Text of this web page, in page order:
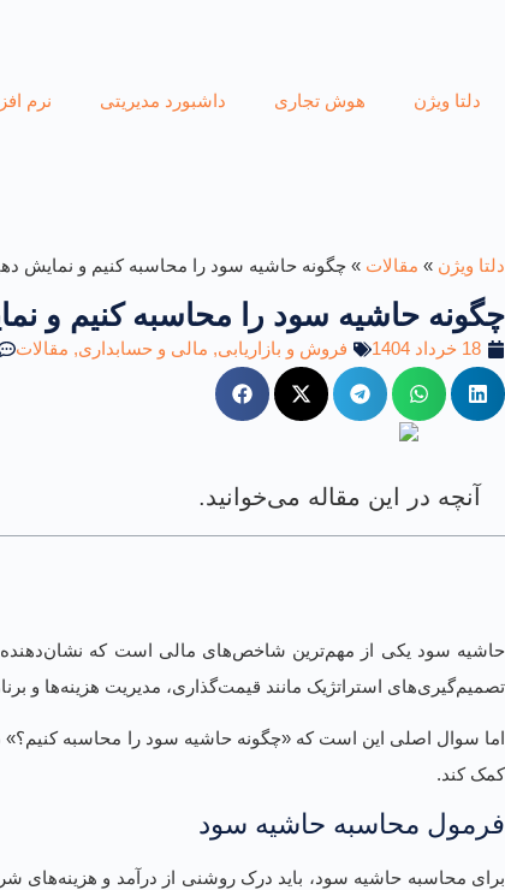
دلتا ویژن هوش تجاری داشبورد مدیریتی نرم
دلتا ویژن » مقالات » چگونه حاشیه سود را محاسبه کنیم و نمایش
چگونه حاشیه سود را محاسبه کنیم و
18 خرداد 1404 فروش و بازاریابی, مالی و حسابداری, مقالات
آنچه در این مقاله می‌خوانید.
حاشیه سود یکی از مهم‌ترین شاخص‌های مالی است که نشان‌دهنده
تصمیم‌گیری‌های استراتژیک مانند قیمت‌گذاری، مدیریت هزینه‌ها و
اما سوال اصلی این است که «چگونه حاشیه سود را محاسبه
کمک کند.
فرمول محاسبه حاشیه سود
برای محاسبه حاشیه سود، باید درک روشنی از درآمد و